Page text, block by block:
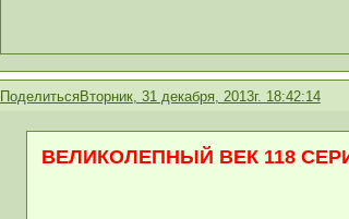
ПоделитьсяВторник, 31 декабря, 2013г. 18:42:14
ВЕЛИКОЛЕПНЫЙ ВЕК 118